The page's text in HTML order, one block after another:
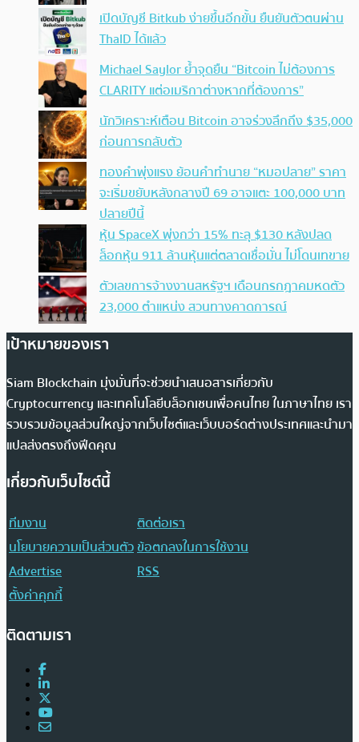
เปิดบัญชี Bitkub ง่ายขึ้นอีกขั้น ยืนยันตัวตนผ่าน
ThaID ได้แล้ว
Michael Saylor ย้ำจุดยืน “Bitcoin ไม่ต้องการ
CLARITY แต่อเมริกาต่างหากที่ต้องการ”
นักวิเคราะห์เตือน Bitcoin อาจร่วงลึกถึง $35,000
ก่อนการกลับตัว
ทองคำพุ่งแรง ย้อนคำทำนาย “หมอปลาย” ราคา
จะเริ่มขยับหลังกลางปี 69 อาจแตะ 100,000 บาท
ปลายปีนี้
หุ้น SpaceX พุ่งกว่า 15% ทะลุ $130 หลังปลด
ล็อกหุ้น 911 ล้านหุ้นแต่ตลาดเชื่อมั่น ไม่โดนเทขาย
ตัวเลขการจ้างงานสหรัฐฯ เดือนกรกฎาคมหดตัว
23,000 ตำแหน่ง สวนทางคาดการณ์
เป้าหมายของเรา
Siam Blockchain มุ่งมั่นที่จะช่วยนำเสนอสารเกี่ยวกับ
Cryptocurrency และเทคโนโลยีบล็อกเชนเพื่อคนไทย ในภาษาไทย เรา
รวบรวมข้อมูลส่วนใหญ่จากเว็บไซต์และเว็บบอร์ดต่างประเทศและนำมา
แปลส่งตรงถึงฟีดคุณ
เกี่ยวกับเว็บไซต์นี้
ทีมงาน
ติดต่อเรา
นโยบายความเป็นส่วนตัวข้อตกลงในการใช้งาน
Advertise
RSS
ตั้งค่าคุกกี้
ติดตามเรา